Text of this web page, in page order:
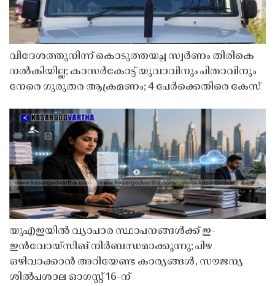
വിദേശത്തുനിന്ന് കൊടുത്തയച്ച സ്വർണം തിരികെ
നൽകിയില്ല; കാസർകോട്ട് യുവാവിനും പിതാവിനും
നേരെ ഗുരുതര ആക്രമണം; 4 പേർക്കെതിരെ കേസ്
യുഎഇയിൽ വ്യാപാര സ്ഥാപനങ്ങൾക്ക് ഇ-
ഇൻവോയ്സിങ് നിർബന്ധമാക്കുന്നു; പിഴ
ഒഴിവാക്കാൻ അറിയേണ്ട കാര്യങ്ങൾ, സൗജന്യ
ശിൽപശാല ഓഗസ്റ്റ് 16-ന്